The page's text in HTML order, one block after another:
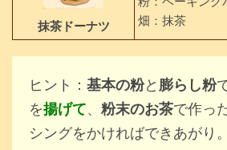
抹茶ドーナツ
畑：抹茶
ヒント： 基本の粉と 膨らし粉
を揚げて、 粉末のお茶で作っ
シングをかければできあがり。